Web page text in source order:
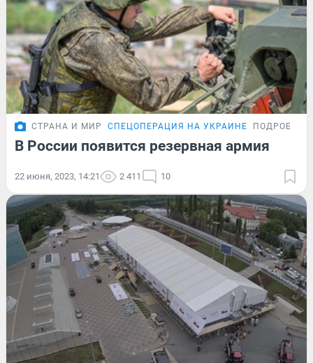
СТРАНА И МИР СПЕЦОПЕРАЦИЯ НА УКРАИНЕ
В России появится резервная армия
22 июня, 2023, 14:21 2 411 10